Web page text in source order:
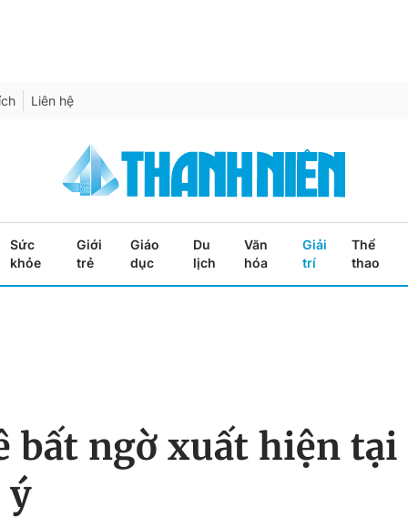
Liên hệ
Sức
khỏe
Giới
trẻ
Giáo
dục
Du
lịch
Văn
hóa
Giải
trí
Thể
thao
bất ngờ xuất hiện tại
ý